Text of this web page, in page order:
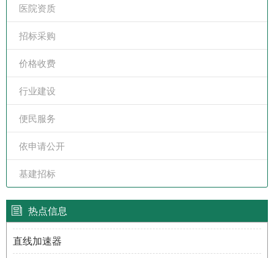
医院资质
招标采购
价格收费
行业建设
便民服务
依申请公开
基建招标
热点信息
直线加速器